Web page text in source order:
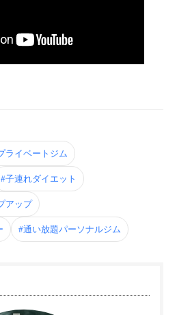
ライベートジム
#子連れダイエット
アップ
#通い放題パーソナルジム